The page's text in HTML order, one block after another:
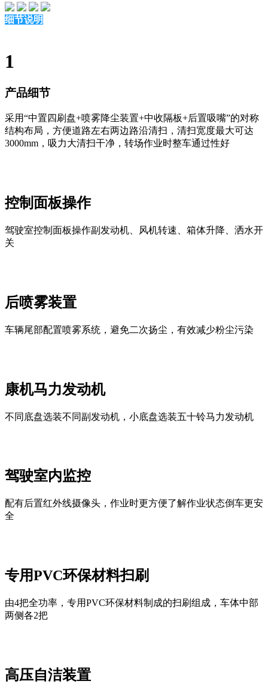
细节说明
1
产品细节
采用“中置四刷盘+喷雾降尘装置+中收隔板+后置吸嘴”的对称
结构布局，方便道路左右两边路沿清扫，清扫宽度最大可达
3000mm，吸力大清扫干净，转场作业时整车通过性好
控制面板操作
驾驶室控制面板操作副发动机、风机转速、箱体升降、洒水开
关
后喷雾装置
车辆尾部配置喷雾系统，避免二次扬尘，有效减少粉尘污染
康机马力发动机
不同底盘选装不同副发动机，小底盘选装五十铃马力发动机
驾驶室内监控
配有后置红外线摄像头，作业时更方便了解作业状态倒车更安
全
专用PVC环保材料扫刷
由4把全功率，专用PVC环保材料制成的扫刷组成，车体中部
两侧各2把
高压自洁装置